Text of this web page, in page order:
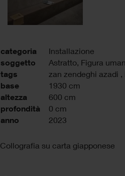
categoria Installazione
soggetto Astratto, Figura
tags zan zendeghi azadi ,
base 1930 cm
altezza 600 cm
profondità 0 cm
anno 2023
Collografia su carta giapponese